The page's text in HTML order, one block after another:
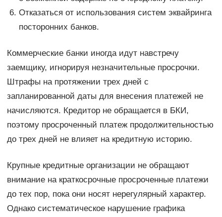
Отказаться от использования систем эквайринга
посторонних банков.
Коммерческие банки иногда идут навстречу
заемщику, игнорируя незначительные просрочки.
Штрафы на протяжении трех дней с
запланированной даты для внесения платежей не
начисляются. Кредитор не обращается в БКИ,
поэтому просроченный платеж продолжительностью
до трех дней не влияет на кредитную историю.
Крупные кредитные организации не обращают
внимание на краткосрочные просроченные платежи
до тех пор, пока они носят нерегулярный характер.
Однако систематическое нарушение графика